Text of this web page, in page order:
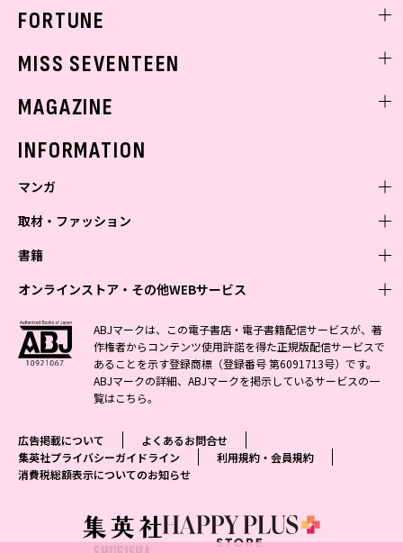
FORTUNE
MISS SEVENTEEN
MAGAZINE
INFORMATION
マンガ
少年マンガ
Vジャンプ
最強ジャンプ
少年ジャンプ+
ジャンプTOON
ジャンプルーキー！
S-MANGA
集英社コミック文庫
青年マンガ
ZEBRACK
S-MANGA
集英社ジャンプリミックス
週刊ヤングジャンプ
ヤングジャンプ定期購読デジタル
となりのヤングジャンプ
少女マンガ
ZEBRACK
S-MANGA
集英社コミック文庫
マーガレット
別冊マーガレット
リマコミ
女性マンガ
ジャンプTOON
集英社コミック文庫
マンガMee公式サイト
リマコミ
取材・ファッション
ファッション・美容
BAILA
MAQUIA
eclat
T JAPAN
MEN'S NON-NO
芸能・情報・スポーツ
週プレNEWS
週プレ グラジャパ!
書籍
文芸・文庫・総合
小説すばる
集英社 文芸ステーション
web 集英社文庫
アジア人物史
学芸・ノンフィクション・新書
1日5分で、明日は変わる よみタイ yomitai
集英社学芸部 - 学芸・ノンフィクション
集英社ビジネス書
集英社新書プラス - 知の水先案内人
kotoba
情報・知識＆オピニオン imidas
ライトノベル・ノベライズ
集英社オレンジ文庫
ダッシュエックス文庫公式サイト
集英社Webマガジン コバルト
集英社の児童図書 S-KIDS.LAND
オンラインストア・その他WEBサービス
オンラインストア
OTO
SHUEISHA MANGA-ART HERITAGE
ジャンプキャラクターズストア
HAPPY PLUS STORE
SHUEISHA VOX
LEEマルシェ
eclat premium
その他WEBサービス
集英社アドナビ
ABJマークは、この電子書店・電子書籍配信サービスが、著
作権者からコンテンツ使用許諾を得た正規版配信サービスで
あることを示す登録商標（登録番号 第6091713号）です。
ABJマークの詳細、ABJマークを掲示しているサービスの一
覧はこちら。
広告掲載について
よくあるお問合せ
集英社プライバシーガイドライン
利用規約・会員規約
消費税総額表示についてのお知らせ